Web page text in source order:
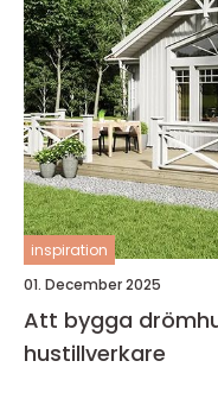
inspiration
01. December 2025
Att bygga
hustillverkare